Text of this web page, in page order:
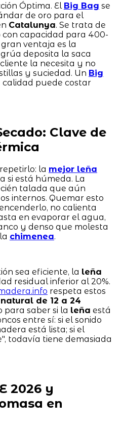
Óptima. El Big Bag se
de oro para el
Catalunya. Se trata de
capacidad para 400-
ventaja es la
deposita la saca
la necesita y no
y suciedad. Un Big
puede costar
Clave de
la mejor leña
si está húmeda. La
talada que aún
internos. Quemar esto
no calienta
en evaporar el agua,
y denso que molesta
chimenea.
sea eficiente, la leña
residual inferior al 20%.
respeta estos
de 12 a 24
para saber si la leña está
entre sí: si el sonido
está lista; si el
todavía tiene demasiada
2026 y
en